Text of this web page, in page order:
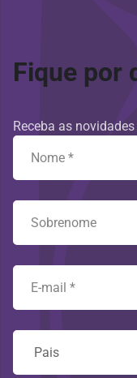
Fique por
Receba as